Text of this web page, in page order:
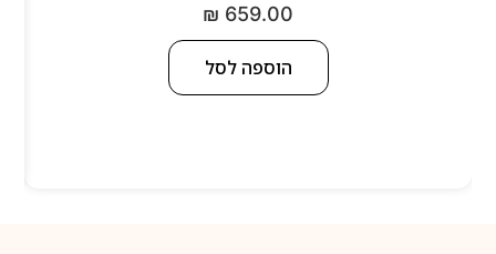
₪ 659.00
הוספה לסל